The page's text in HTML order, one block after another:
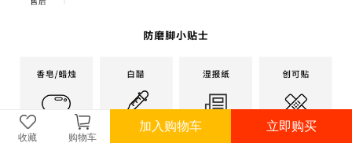
收藏 购物车
加入购物车 立即购买